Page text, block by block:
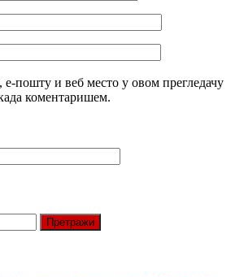
е-пошту и веб место у овом прегледачу
коментаришем.